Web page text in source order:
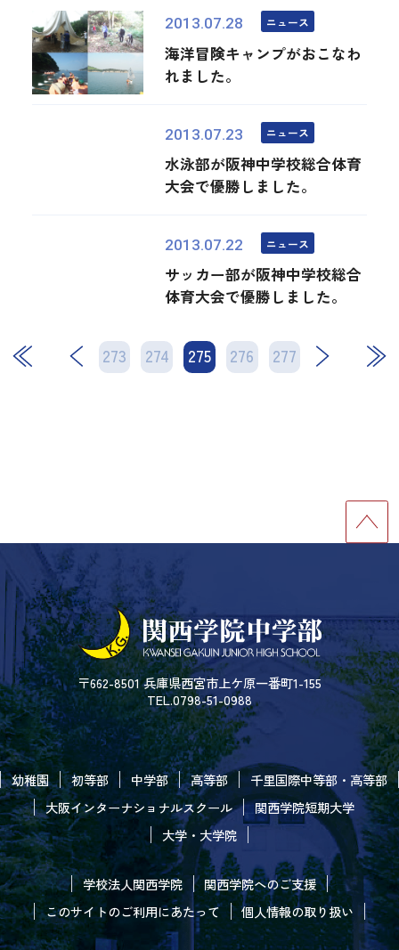
2013.07.28 ニュース
海洋冒険キャンプがおこなわ
れました。
2013.07.23 ニュース
水泳部が阪神中学校総合体育
大会で優勝しました。
2013.07.22 ニュース
サッカー部が阪神中学校総合
体育大会で優勝しました。
273 274 275 276 277
次 最後
〒662-8501 兵庫県西宮市上ケ原一番町1-155
TEL.0798-51-0988
幼稚園 初等部 中学部 高等部
千里国際中等部・高等部
大阪インターナショナルスクール
関西学院短期大学
大学・大学院
学校法人関西学院
関西学院へのご支援
このサイトのご利用にあたって
個人情報の取り扱い